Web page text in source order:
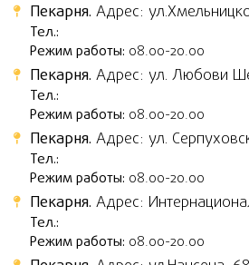
Пекарня. Адрес:
Тел.:
Режим работы: 08.00-20.00
Пекарня. Адрес: ул. Любови
Тел.:
Режим работы: 08.00-20.00
Пекарня. Адрес: ул.
Тел.:
Режим работы: 08.00-20.00
Пекарня. Адрес:
Тел.:
Режим работы: 08.00-20.00